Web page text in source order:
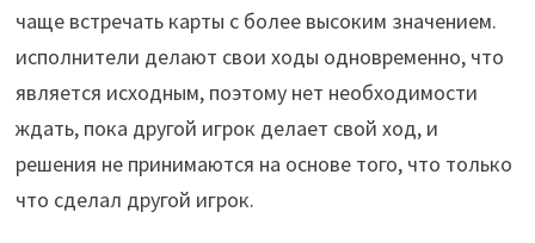
чаще встречать карты с более высоким значением.
исполнители делают свои ходы одновременно, что
является исходным, поэтому нет необходимости
ждать, пока другой игрок делает свой ход, и
решения не принимаются на основе того, что только
что сделал другой игрок.